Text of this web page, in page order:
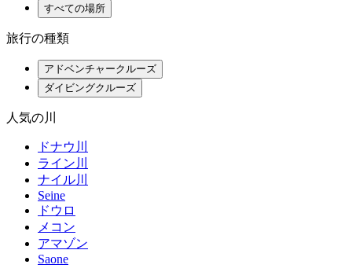
すべての場所
旅行の種類
アドベンチャークルーズ
ダイビングクルーズ
人気の川
ドナウ川
ライン川
ナイル川
Seine
ドウロ
メコン
アマゾン
Saone